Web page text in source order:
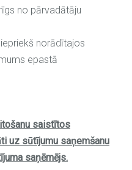
no pārvadātāju
norādītajos
epastā
saistītos
uz sūtījumu saņemšanu
saņēmējs.